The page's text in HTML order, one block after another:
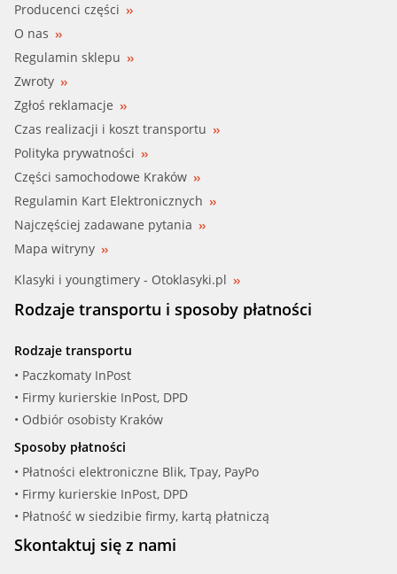
Producenci części
O nas
Regulamin sklepu
Zwroty
Zgłoś reklamacje
Czas realizacji i koszt transportu
Polityka prywatności
Części samochodowe Kraków
Regulamin Kart Elektronicznych
Najczęściej zadawane pytania
Mapa witryny
Klasyki i youngtimery - Otoklasyki.pl
Rodzaje transportu i sposoby płatności
Rodzaje transportu
• Paczkomaty InPost
• Firmy kurierskie InPost, DPD
• Odbiór osobisty Kraków
Sposoby płatności
• Płatności elektroniczne Blik, Tpay, PayPo
• Firmy kurierskie InPost, DPD
• Płatność w siedzibie firmy, kartą płatniczą
Skontaktuj się z nami